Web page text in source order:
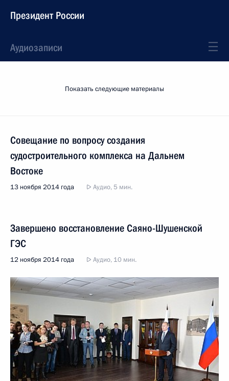
Президент России
Аудиозаписи
Показать следующие материалы
Совещание по вопросу создания
судостроительного комплекса на Дальнем
Востоке
13 ноября 2014 года Аудио, 5 мин.
Завершено восстановление Саяно-Шушенской
ГЭС
12 ноября 2014 года Аудио, 10 мин.